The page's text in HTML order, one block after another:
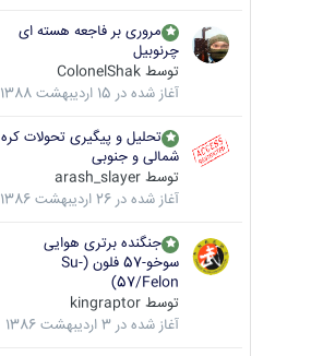
مروری بر فاجعه هسته ای
چرنوبیل
توسط ColonelShak
آغاز شده در 15 اردیبهشت 1388
تحلیل و پیگیری تحولات کره
شمالی و جنوبی
توسط arash_slayer
آغاز شده در 26 اردیبهشت 1386
جنگنده برتری هوایی
سوخو-57 فلون (Su-
57/Felon)
توسط kingraptor
آغاز شده در 3 اردیبهشت 1386